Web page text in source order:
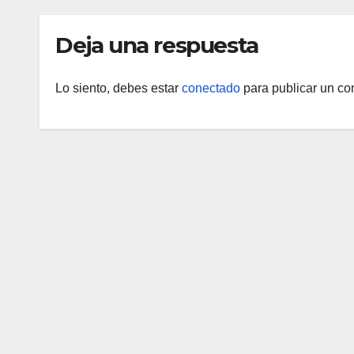
Deja una respuesta
Lo siento, debes estar conectado para publicar un